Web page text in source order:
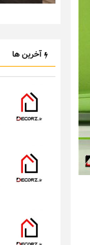
آخرین ها